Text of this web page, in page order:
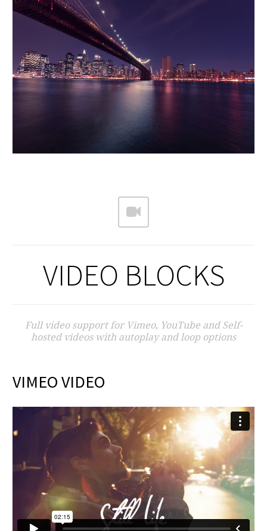
VIDEO BLOCKS
Full video support for Vimeo, YouTube and Self-
hosted videos with autoplay and loop options
VIMEO VIDEO